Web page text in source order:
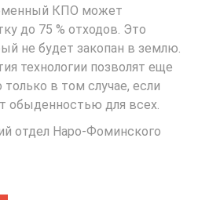
КПО может
до 75 % отходов. Это
не будет закопан в землю.
технологии позволят еще
в том случае, если
обыденностью для всех.
отдел Наро-Фоминского